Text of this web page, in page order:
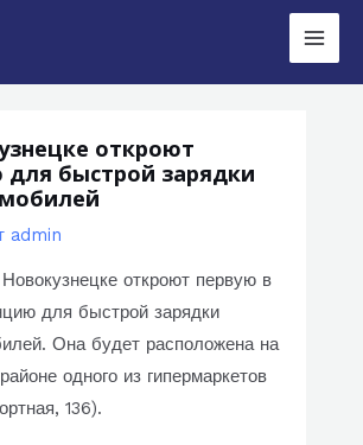
Main
откроют
для быстрой зарядки
admin
откроют первую в
для быстрой зарядки
Она будет расположена на
одного из гипермаркетов
136).